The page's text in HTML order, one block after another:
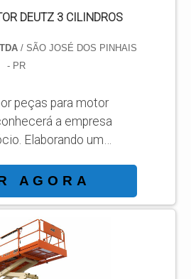
DEUTZ 3 CILINDROS
/ SÃO JOSÉ DOS PINHAIS
- PR
peças para motor
a empresa
Elaborando um
e conhecendo a líder
3 cilindros, com a
da ASL Equipamentos
com qualidade e
AGORA